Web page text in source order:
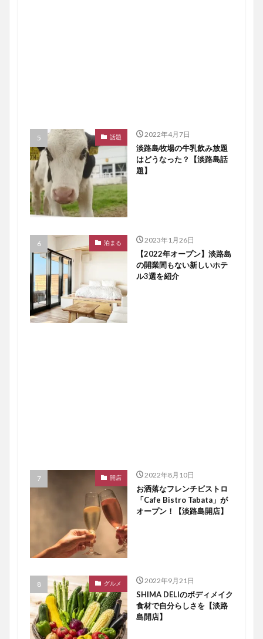
話題 2022年4月7日
淡路島牧場の牛乳飲み放題
はどうなった？【淡路島話
題】
泊まる 2023年1月26日
【2022年オープン】淡路島
の開業間もない新しいホテ
ル3選を紹介
開店 2022年8月10日
お洒落なフレンチビストロ
「Cafe Bistro Tabata」が
オープン！【淡路島開店】
グルメ 2022年9月21日
SHIMA DELIのボディメイク
食材で自分らしさを【淡路
島開店】